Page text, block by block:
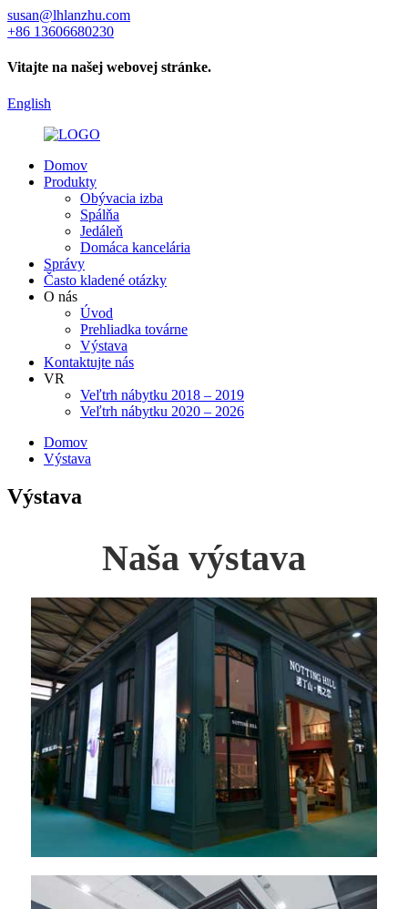
susan@lhlanzhu.com
+86 13606680230
Vitajte na našej webovej stránke.
English
Domov
Produkty
Obývacia izba
Spálňa
Jedáleň
Domáca kancelária
Správy
Často kladené otázky
O nás
Úvod
Prehliadka továrne
Výstava
Kontaktujte nás
VR
Veľtrh nábytku 2018 – 2019
Veľtrh nábytku 2020 – 2026
Domov
Výstava
Výstava
Naša výstava